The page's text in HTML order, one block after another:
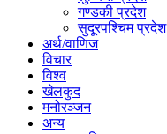
गण्डकी प्रदेश
सुदूरपश्चिम प्रदेश
अर्थ/वाणिज
विचार
विश्व
खेलकुद
मनोरञ्जन
अन्य